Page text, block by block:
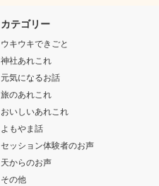
カテゴリー
ウキウキできごと
神社あれこれ
元気になるお話
旅のあれこれ
おいしいあれこれ
よもやま話
セッション体験者のお声
天からのお声
その他